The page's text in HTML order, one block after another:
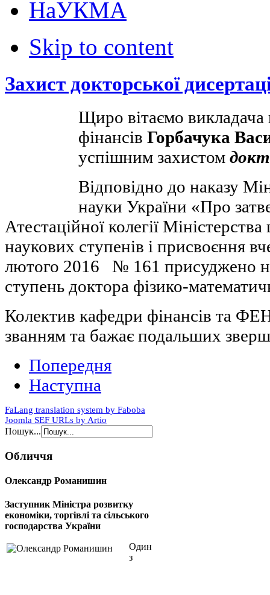
НаУКМА
Skip to content
Захист докторської
Щиро вітаємо викладача
фінансів Горбачука
успішним захистом
Відповідно до наказу
науки України «Про
Атестаційної колегії
наукових ступенів і присвоєння
лютого 2016 № 161 присуджено
ступень доктора фізико-
Колектив кафедри фінансів та
званням та бажає подальших
Попередня
Наступна
FaLang translation system by Faboba
Joomla SEF URLs by Artio
Пошук...
Обличчя
Олександр Романишин
Заступник Міністра розвитку
економіки, торгівлі та сільського
господарства України
Один
з